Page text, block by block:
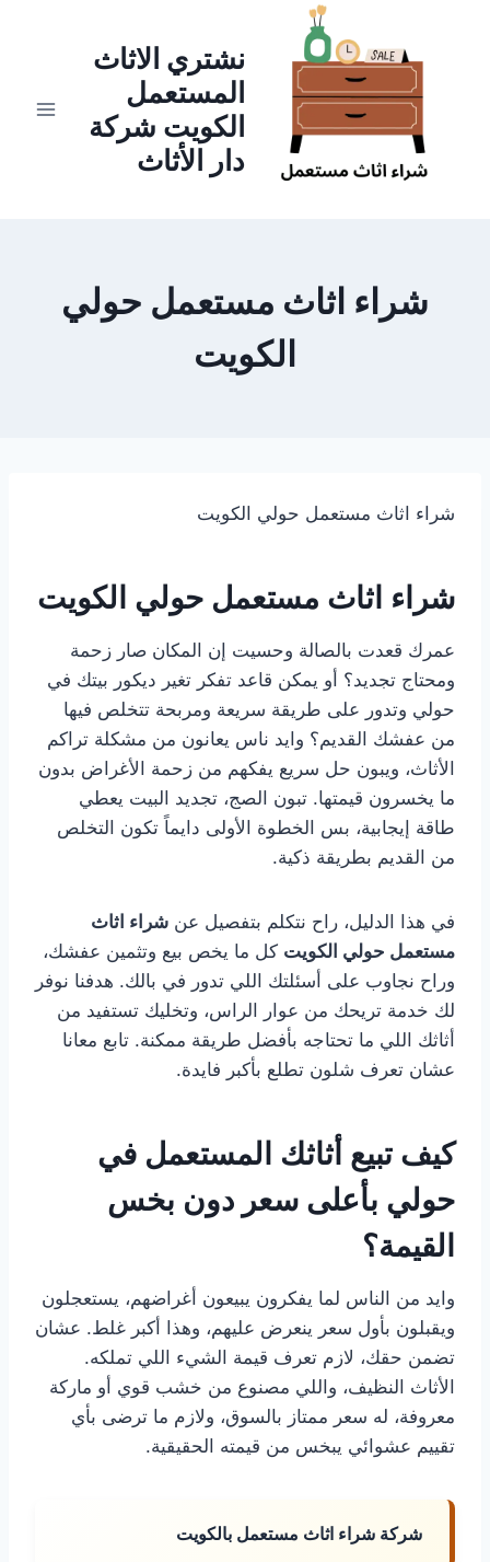
نشتري الاثاث
المستعمل
الكويت شركة
دار الأثاث
شراء اثاث مستعمل حولي
الكويت
شراء اثاث مستعمل حولي الكويت
شراء اثاث مستعمل حولي الكويت
عمرك قعدت بالصالة وحسيت إن المكان صار زحمة
ومحتاج تجديد؟ أو يمكن قاعد تفكر تغير ديكور بيتك في
حولي وتدور على طريقة سريعة ومربحة تتخلص فيها
من عفشك القديم؟ وايد ناس يعانون من مشكلة تراكم
الأثاث، ويبون حل سريع يفكهم من زحمة الأغراض بدون
ما يخسرون قيمتها. تبون الصج، تجديد البيت يعطي
طاقة إيجابية، بس الخطوة الأولى دايماً تكون التخلص
من القديم بطريقة ذكية.
في هذا الدليل، راح نتكلم بتفصيل عن شراء اثاث
مستعمل حولي الكويت كل ما يخص بيع وتثمين عفشك،
وراح نجاوب على أسئلتك اللي تدور في بالك. هدفنا نوفر
لك خدمة تريحك من عوار الراس، وتخليك تستفيد من
أثاثك اللي ما تحتاجه بأفضل طريقة ممكنة. تابع معانا
عشان تعرف شلون تطلع بأكبر فايدة.
كيف تبيع أثاثك المستعمل في
حولي بأعلى سعر دون بخس
القيمة؟
وايد من الناس لما يفكرون يبيعون أغراضهم، يستعجلون
ويقبلون بأول سعر ينعرض عليهم، وهذا أكبر غلط. عشان
تضمن حقك، لازم تعرف قيمة الشيء اللي تملكه.
الأثاث النظيف، واللي مصنوع من خشب قوي أو ماركة
معروفة، له سعر ممتاز بالسوق، ولازم ما ترضى بأي
تقييم عشوائي يبخس من قيمته الحقيقية.
شركة شراء اثاث مستعمل بالكويت